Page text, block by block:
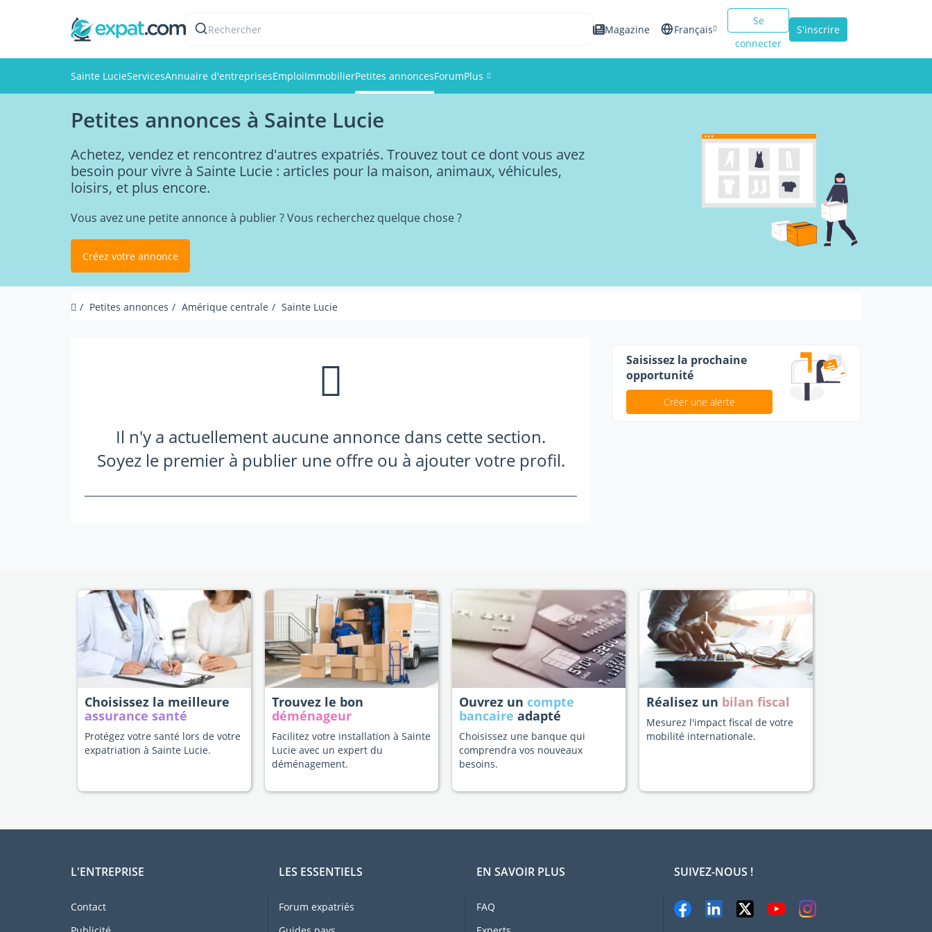
Rechercher Magazine Français
Se
connecter
S'inscrire
Sainte LucieServicesAnnuaire d'entreprisesEmploiImmobilierPetites annoncesForumPlus
Membres
Petites annonces à Sainte Lucie
Achetez, vendez et rencontrez d'autres expatriés. Trouvez tout ce dont vous avez
besoin pour vivre à Sainte Lucie : articles pour la maison, animaux, véhicules,
loisirs, et plus encore.
Vous avez une petite annonce à publier ? Vous recherchez quelque chose ?
Créez votre annonce
Petites annonces Amérique centrale Sainte Lucie
Il n'y a actuellement aucune annonce dans cette section.
Soyez le premier à publier une offre ou à ajouter votre profil.
Saisissez la prochaine
opportunité
Créer une alerte
Choisissez la meilleure
assurance santé
Protégez votre santé lors de votre
expatriation à Sainte Lucie.
Trouvez le bon
déménageur
Facilitez votre installation à Sainte
Lucie avec un expert du
déménagement.
Ouvrez un compte
bancaire adapté
Choisissez une banque qui
comprendra vos nouveaux
besoins.
Réalisez un bilan fiscal
Mesurez l'impact fiscal de votre
mobilité internationale.
L'ENTREPRISE
Contact
LES ESSENTIELS
Forum expatriés
EN SAVOIR PLUS
FAQ
SUIVEZ-NOUS !